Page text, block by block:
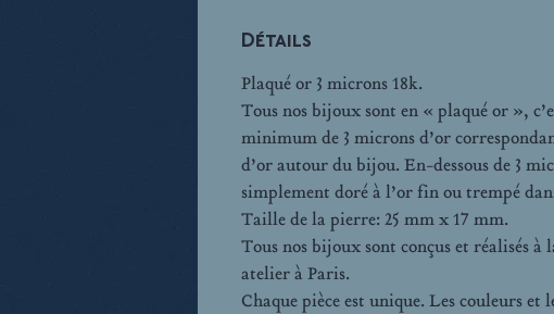
Détails
Plaqué or 3 microns 18k.
Tous nos bijoux sont en « plaqué or »,
minimum de 3 microns d’or
d’or autour du bijou. En-dessous de 3
simplement doré à l’or fin ou trempé
Taille de la pierre: 25 mm x 17 mm.
Tous nos bijoux sont conçus et réalisés à
atelier à Paris.
Chaque pièce est unique. Les couleurs et